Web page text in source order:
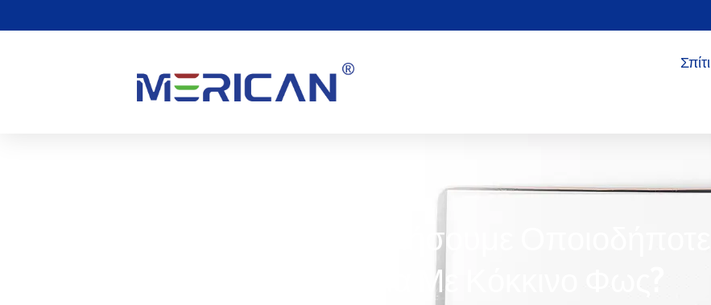
Σπίτι
Μπορούμε Να Χρησιμοποιήσουμε Οποιοδήποτε
Κόκκινο Φως Για Θεραπεία Με Κόκκινο Φως?